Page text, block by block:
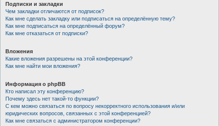
Подписки и закладки
Чем закладки отличаются от подписок?
Как мне сделать закладку или подписаться на определённую тему?
Как мне подписаться на определённый форум?
Как мне отказаться от подписки?
Вложения
Какие вложения разрешены на этой конференции?
Как мне найти мои вложения?
Информация о phpBB
Кто написал эту конференцию?
Почему здесь нет такой-то функции?
С кем можно связаться по вопросу некорректного использования и/или
юридических вопросов, связанных с этой конференцией?
Как мне связаться с администратором конференции?